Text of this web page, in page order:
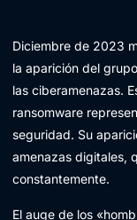
Diciembre de 2023
la aparición del grupo
las ciberamenazas.
ransomware
seguridad. Su
amenazas digitales,
constantemente.
El auge de los